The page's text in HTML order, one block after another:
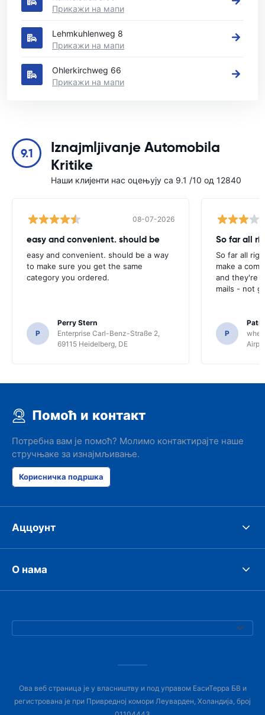
Прикажи на мапи
Lehmkuhlenweg 8
Прикажи на мапи
Ohlerkirchweg 66
Прикажи на мапи
9.1
Iznajmljivanje Automobila
Kritike
Наши клијенти нас оцењују са 9.1 /10 од 12840
08-07-2026
easy and convenient. should be
easy and convenient. should be a way
to make sure you get the same
category you ordered.
P
Perry Stern
Enterprise Carl-Benz-Straße 2,
69115 Heidelberg, DE
So far all
So far all
make a
and they're
mails - not
P
Помоћ и контакт
Потребна вам је помоћ? Молимо контактирајте наше
стручњаке за изнајмљивање.
Корисничка подршка
Аццоунт
О нама
Ова веб страница је у власништву и под управом ЕасиТерра БВ и
регистрована је при Привредној комори Леуварден, Холандија, број